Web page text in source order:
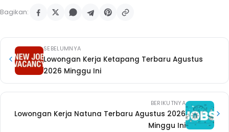
Bagikan:
SEBELUMNYA
Lowongan Kerja Ketapang Terbaru Agustus
2026 Minggu Ini
BERIKUTNYA
Lowongan Kerja Natuna Terbaru Agustus 2026
Minggu Ini